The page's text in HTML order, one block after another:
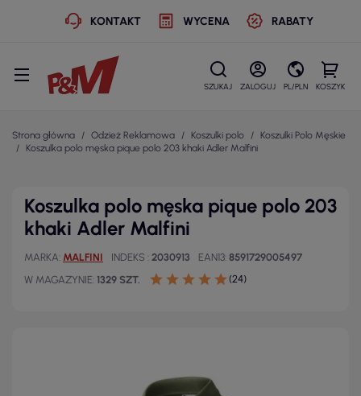
KONTAKT WYCENA RABATY
SZUKAJ ZALOGUJ PL/PLN KOSZYK
Strona główna Odzież Reklamowa Koszulki polo
Koszulki Polo Męskie
Koszulka polo męska pique polo 203 khaki Adler Malfini
Koszulka polo męska pique polo 203
khaki Adler Malfini
MARKA MALFINI INDEKS 2030913 EAN13 8591729005497
W MAGAZYNIE 1329 SZT. (24)